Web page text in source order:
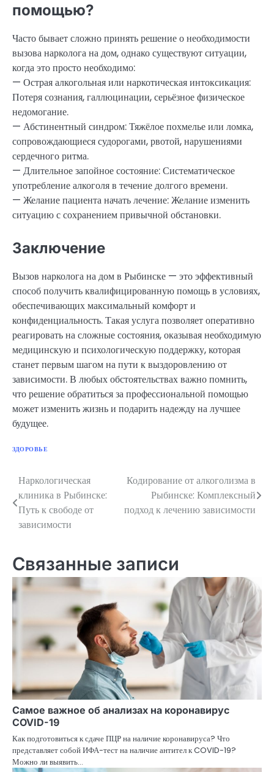
помощью?
Часто бывает сложно принять решение о необходимости
вызова нарколога на дом, однако существуют ситуации,
когда это просто необходимо:
— Острая алкогольная или наркотическая интоксикация:
Потеря сознания, галлюцинации, серьёзное физическое
недомогание.
— Абстинентный синдром: Тяжёлое похмелье или ломка,
сопровождающиеся судорогами, рвотой, нарушениями
сердечного ритма.
— Длительное запойное состояние: Систематическое
употребление алкоголя в течение долгого времени.
— Желание пациента начать лечение: Желание изменить
ситуацию с сохранением привычной обстановки.
Заключение
Вызов нарколога на дом в Рыбинске — это эффективный
способ получить квалифицированную помощь в условиях,
обеспечивающих максимальный комфорт и
конфиденциальность. Такая услуга позволяет оперативно
реагировать на сложные состояния, оказывая необходимую
медицинскую и психологическую поддержку, которая
станет первым шагом на пути к выздоровлению от
зависимости. В любых обстоятельствах важно помнить,
что решение обратиться за профессиональной помощью
может изменить жизнь и подарить надежду на лучшее
будущее.
ЗДОРОВЬЕ
Навигация
по
записям
Наркологическая
клиника в Рыбинске:
Путь к свободе от
зависимости
Кодирование от алкоголизма в
Рыбинске: Комплексный
подход к лечению зависимости
Связанные записи
Самое важное об анализах на коронавирус
COVID-19
Как подготовиться к сдаче ПЦР на наличие коронавируса? Что
представляет собой ИФА-тест на наличие антител к COVID-19?
Можно ли выявить…